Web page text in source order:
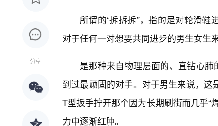
分享
所谓的“拆拆拆”，指的是对轮滑
对于任何一对想要共同进步的男生女生
是那种来自物理层面的、直钻心肺
到过最顽固的对手。对于男生来说，
T型扳手拧开那个因为长期刷街而几乎“
力中逐渐红肿。